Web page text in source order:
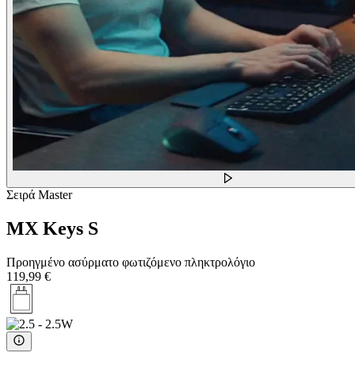
Σειρά Master
MX Keys S
Προηγμένο ασύρματο φωτιζόμενο πληκτρολόγιο
119,99 €